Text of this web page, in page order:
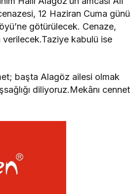
12 Haziran Cuma günü
götürülecek. Cenaze,
verilecek.Taziye kabulü ise
başta Alagöz ailesi olmak
diliyoruz.Mekânı cennet